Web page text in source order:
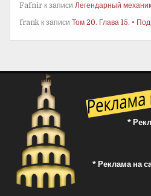
Fafnir к записи Легендарный механик
frank к записи Том 20. Глава 15. •
*
* Реклама на